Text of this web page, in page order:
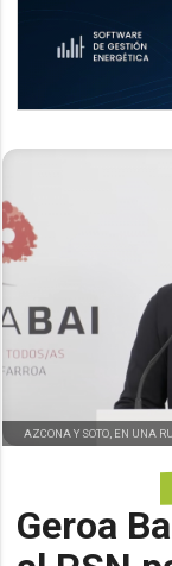
Geroa
AZCONA Y SOTO, EN UNA